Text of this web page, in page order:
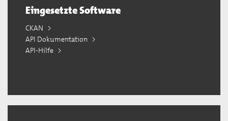
Eingesetzte Software
CKAN
API Dokumentation
API-Hilfe